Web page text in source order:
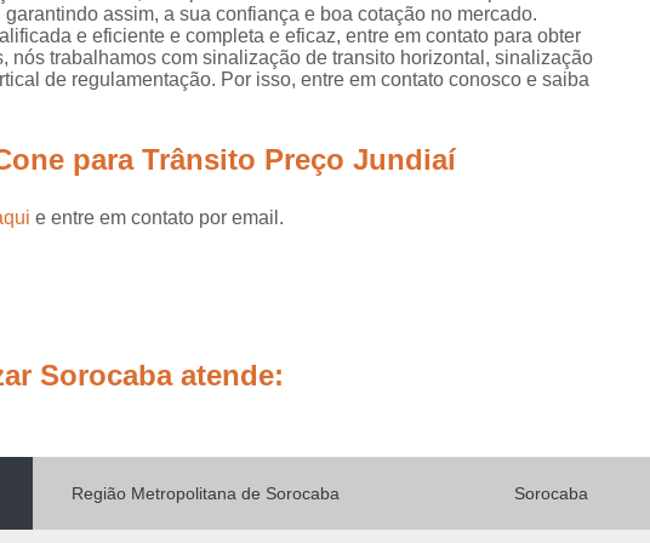
Placas de Sinalização
Placas de Sinalização de
Placas de Sinalização
Placas de
Placas de Sinalização de
Placas de Sinalização
Placas de Sinalização Rodovia
Placas Sinalização Rodovia
assim, a sua confiança e boa cotação no mercado.
e eficiente e completa e eficaz, entre em contato para obter
nós trabalhamos com sinalização de transito horizontal, sinalização
de regulamentação. Por isso, entre em contato conosco e saiba
para Trânsito Preço Jundiaí
e entre em contato por email.
Sorocaba atende:
Região Metropolitana de Sorocaba Sorocaba